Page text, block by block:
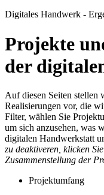
Digitales Handwerk -
Projekte
der
Auf diesen Seiten stellen
Realisierungen vor, die
Filter, wählen Sie
um sich anzusehen, was
digitalen Handwerkstatt
zu deaktiveren, klicken
Zusammenstellung der
Projektumfang